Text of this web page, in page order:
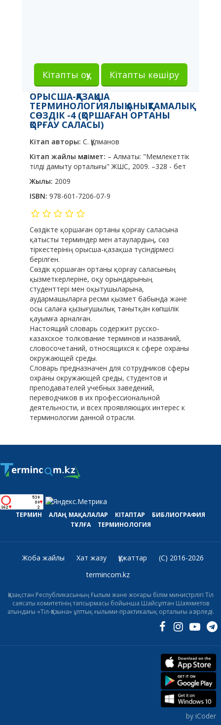
Кітапты оқу
Кітапты көшіру
ОРЫСША-ҚАЗАҚША
ТЕРМИНОЛОГИЯЛЫҚ АНЫҚТАМАЛЫҚ
СӨЗДІК -4 (ҚОРШАҒАН ОРТАНЫ
ҚОРҒАУ САЛАСЫ)
Кітап авторы: С. Құлманов
Кітап жайлы мәлімет: – Алматы: "Мемлекеттік
тілді дамыту орталығы" ЖШС, 2009. –328 - бет
Жылы: 2009
ISBN: 978-601-7206-07-9
Сөздікте қоршаған ортаны қорғау саласына
қатысты терминдер мен атаулардың, сөз
тіркестерінің орысша-қазақша түсіндірмесі
берілген.
Сөздік қоршаған ортаны қорғау саласының
қызметкерлеріне, оқу орындарының
студенттері мен оқытушыларына,
аудармашыларға ресми қызмет бабында және
осы салаға қызығушылық танытқан көпшілік
қауымға арналған.
Настоящий словарь содержит русско-
казахское толкование терминов и названий,
словосочетаний, относящихся к сфере охраны
окружающей среды.
Словарь предназначен для сотрудников сферы
охраны окружающей среды, студентов и
преподавателей учебных заведений,
переводчиков в их профессиональной
деятельности, и всех проявляющих интерес к
терминологии данной отрасли.
ТЕРМИН АЛАҢ МАҚАЛАЛАР КІТАПТАР
БИБЛИОГРАФИЯ
ТҰЛҒА
ТЕРМИНОЛОГИЯ
Жоба жайлы Хат жазу Құжаттар
(C) 2016-2026
termincom.kz
Қазақстан Республикасының Ғылым және жоғары білім министрлігі Тіл
саясаты комитетінің тапсырмасы бойынша Шайсұлтан Шаяхметов
атындағы «Тіл-Қазына» ұлттық ғылыми-практикалық орталығы әзірледі.
by iCoder